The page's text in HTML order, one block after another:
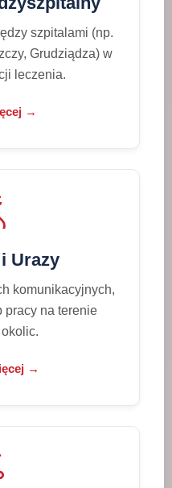
szpitalami (np.
Grudziądza) w
leczenia.
→
Urazy
komunikacyjnych,
pracy na terenie
→